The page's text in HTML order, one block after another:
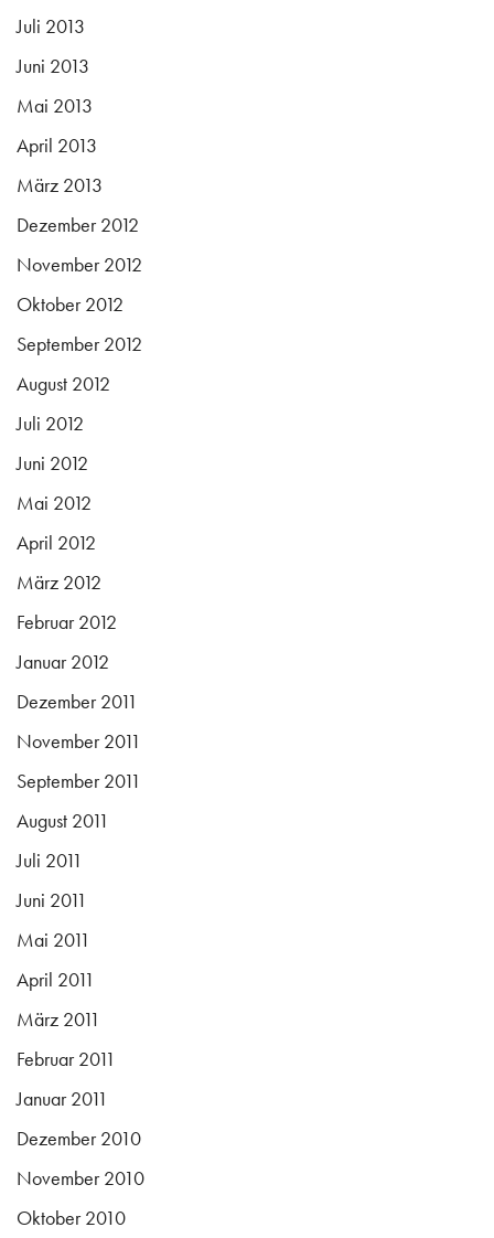
Juli 2013
Juni 2013
Mai 2013
April 2013
März 2013
Dezember 2012
November 2012
Oktober 2012
September 2012
August 2012
Juli 2012
Juni 2012
Mai 2012
April 2012
März 2012
Februar 2012
Januar 2012
Dezember 2011
November 2011
September 2011
August 2011
Juli 2011
Juni 2011
Mai 2011
April 2011
März 2011
Februar 2011
Januar 2011
Dezember 2010
November 2010
Oktober 2010